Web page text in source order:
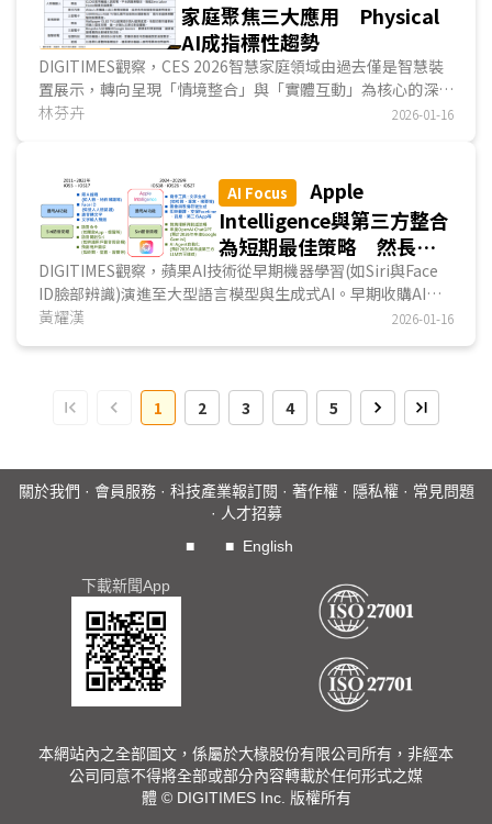
家庭聚焦三大應用 Physical
AI成指標性趨勢
DIGITIMES觀察，CES 2026智慧家庭領域由過去僅是智慧裝
置展示，轉向呈現「情境整合」與「實體互動」為核心的深化
應用。本屆展會聚焦在人形機器人、家庭影視娛樂及智慧家電
計等產業趨勢。在此背景下，智慧家庭不再僅強調功能創新，
而是逐步建立具備實際導入可行性的應用模式，各類的應用方
案，將成為科技大廠競逐下一階段智慧家庭場景主導權的重要
戰場。...
林芬卉 2026-01-16
AI Focus
Apple
Intelligence與第三方整合
為短期最佳策略 然長期
衍伸多重隱憂惟自研LLM
為關鍵解方
DIGITIMES觀察，蘋果AI技術從早期機器學習(如Siri與Face
ID臉部辨識)演進至大型語言模型與生成式AI。早期收購AI公
司策略著重邊緣裝置運算與隱私安全技術，如DarwinAI與
言模型，但在大參數量語言模型落後業界指標模型...
黃耀漢 2026-01-16
1 2 3 4 5
關於我們 · 會員服務· 科技產業報訂閱 · 著作權· 隱私權· 常見問題
· 人才招募
■
■ English
下載新聞App
本網站內之全部圖文，係屬於大椽股份有限公司所有，非經本
公司同意不得將全部或部分內容轉載於任何形式之媒
體 © DIGITIMES Inc. 版權所有